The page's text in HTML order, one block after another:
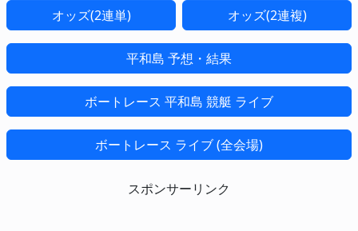
オッズ(2連単) オッズ(2連複)
平和島 予想・結果
ボートレース 平和島 競艇 ライブ
ボートレース ライブ (全会場)
スポンサーリンク